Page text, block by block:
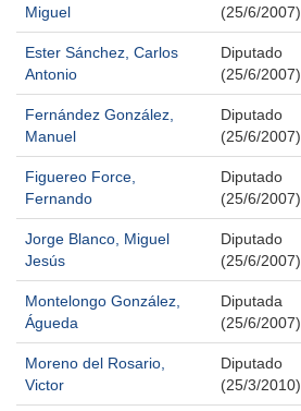
Miguel
(25/6/2007)
Ester Sánchez, Carlos
Antonio
Diputado
(25/6/2007)
Fernández González,
Manuel
Diputado
(25/6/2007)
Figuereo Force,
Fernando
Diputado
(25/6/2007)
Jorge Blanco, Miguel
Jesús
Diputado
(25/6/2007)
Montelongo González,
Águeda
Diputada
(25/6/2007)
Moreno del Rosario,
Victor
Diputado
(25/3/2010)